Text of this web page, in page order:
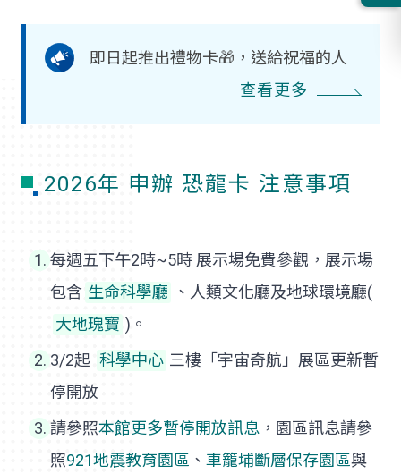
即日起推出禮物卡🎁，送給祝福的人
查看更多
2026年 申辦 恐龍卡 注意事項
每週五下午2時~5時 展示場免費參觀，展示場
包含 生命科學廳
、人類文化廳及地球環境廳(
大地瑰寶 )。
3/2起 科學中心 三樓「宇宙奇航」展區更新暫
停開放
請參照本館更多暫停開放訊息 ，園區訊息請參
照921地震教育園區 、 車籠埔斷層保存園區與